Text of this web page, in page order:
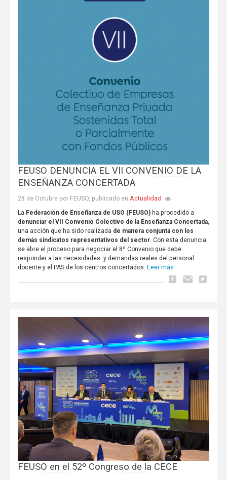
FEUSO DENUNCIA EL VII CONVENIO DE LA
ENSEÑANZA CONCERTADA
28 de Octubre por FEUSO, publicado en Actualidad
La Federación de Enseñanza de USO (FEUSO)ha procedido a
denunciar el VII Convenio Colectivo de la Enseñanza Concertada,
una acción que ha sido realizada de manera conjunta con los
demás sindicatos representativos del sector. Con esta denuncia
se abre el proceso para negociar el 8º Convenio que debe
responder a las necesidades y demandas reales del personal
docente y el PAS de los centros concertados. Leer más
FEUSO en el 52º Congreso de la CECE